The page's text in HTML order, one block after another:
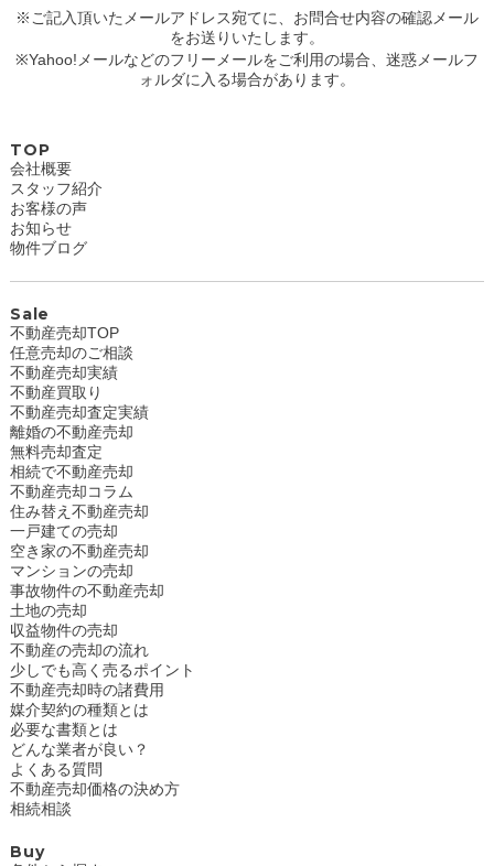
※ご記入頂いたメールアドレス宛てに、お問合せ内容の確認メール
をお送りいたします。
※Yahoo!メールなどのフリーメールをご利用の場合、迷惑メールフ
ォルダに入る場合があります。
TOP
会社概要
スタッフ紹介
お客様の声
お知らせ
物件ブログ
Sale
不動産売却TOP
任意売却のご相談
不動産売却実績
不動産買取り
不動産売却査定実績
離婚の不動産売却
無料売却査定
相続で不動産売却
不動産売却コラム
住み替え不動産売却
一戸建ての売却
空き家の不動産売却
マンションの売却
事故物件の不動産売却
土地の売却
収益物件の売却
不動産の売却の流れ
少しでも高く売るポイント
不動産売却時の諸費用
媒介契約の種類とは
必要な書類とは
どんな業者が良い？
よくある質問
不動産売却価格の決め方
相続相談
Buy